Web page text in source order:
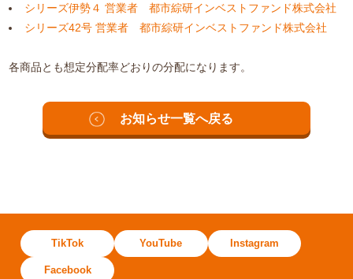
シリーズ伊勢４ 営業者 都市綜研インベストファンド株式会社
シリーズ42号 営業者 都市綜研インベストファンド株式会社
各商品とも想定分配率どおりの分配になります。
お知らせ一覧へ戻る
TikTok YouTube Instagram
Facebook